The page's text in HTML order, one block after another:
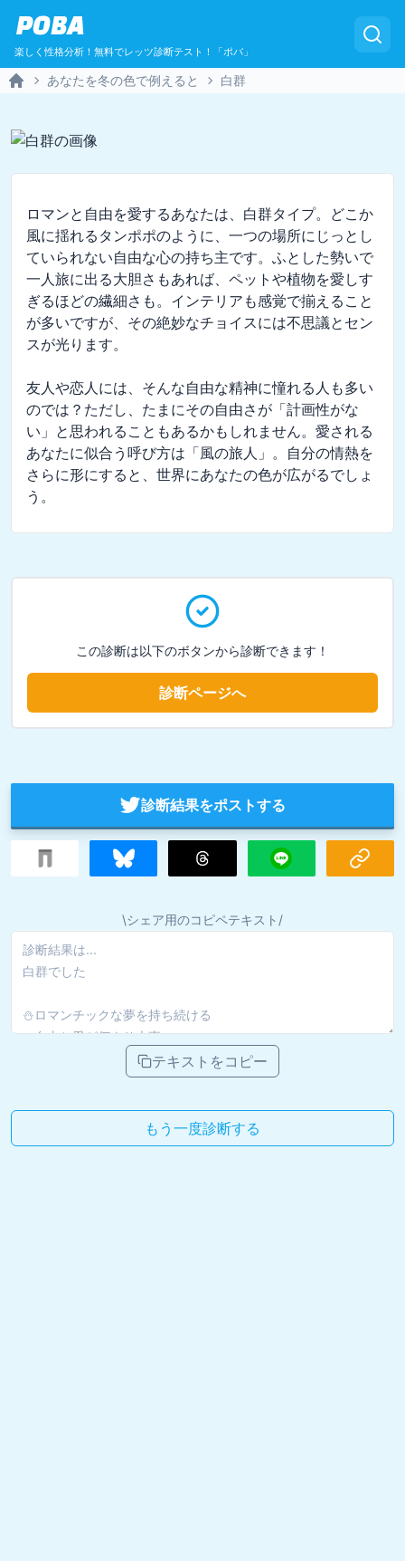
POBA
楽しく性格分析！無料でレッツ診断テスト！「ポバ」
あなたを冬の色で例えると 白群
ロマンと自由を愛するあなたは、白群タイプ。どこか
風に揺れるタンポポのように、一つの場所にじっとし
ていられない自由な心の持ち主です。ふとした勢いで
一人旅に出る大胆さもあれば、ペットや植物を愛しす
ぎるほどの繊細さも。インテリアも感覚で揃えること
が多いですが、その絶妙なチョイスには不思議とセン
スが光ります。
友人や恋人には、そんな自由な精神に憧れる人も多い
のでは？ただし、たまにその自由さが「計画性がな
い」と思われることもあるかもしれません。愛される
あなたに似合う呼び方は「風の旅人」。自分の情熱を
さらに形にすると、世界にあなたの色が広がるでしょ
う。
この診断は以下のボタンから診断できます！
診断ページへ
診断結果をポストする
\シェア用のコピペテキスト/
テキストをコピー
もう一度診断する